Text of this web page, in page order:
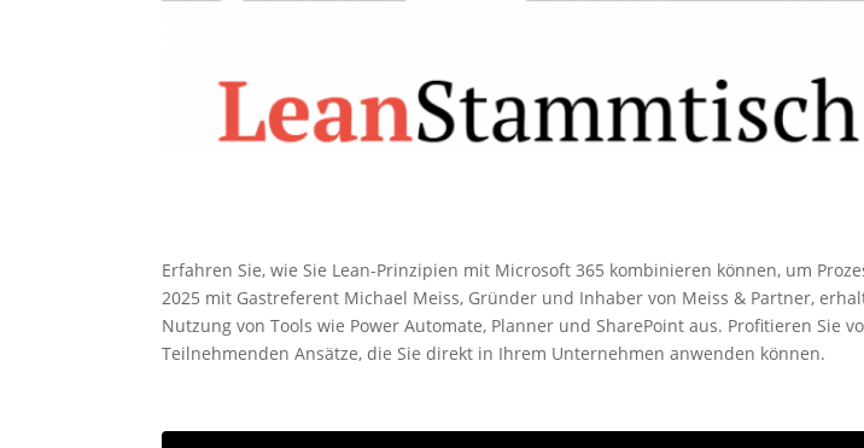
Erfahren Sie, wie Sie Lean-Prinzipien mit Microsoft 365 kombinieren können, um
2025 mit Gastreferent Michael Meiss, Gründer und Inhaber von Meiss & Partner,
Nutzung von Tools wie Power Automate, Planner und SharePoint aus. Profitieren Sie
Teilnehmenden Ansätze, die Sie direkt in Ihrem Unternehmen anwenden können.